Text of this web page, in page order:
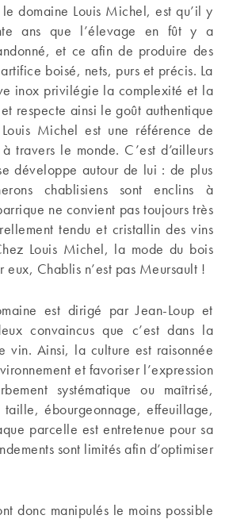
domaine Louis Michel, est qu’il y
ans que l’élevage en fût y a
et ce afin de produire des
boisé, nets, purs et précis. La
inox privilégie la complexité et la
respecte ainsi le goût authentique
Michel est une référence de
travers le monde. C’est d’ailleurs
développe autour de lui : de plus
chablisiens sont enclins à
ne convient pas toujours très
tendu et cristallin des vins
Louis Michel, la mode du bois
eux, Chablis n’est pas Meursault !
est dirigé par Jean-Loup et
convaincus que c’est dans la
vin. Ainsi, la culture est raisonnée
et favoriser l’expression
systématique ou maîtrisé,
ébourgeonnage, effeuillage,
parcelle est entretenue pour sa
sont limités afin d’optimiser
donc manipulés le moins possible